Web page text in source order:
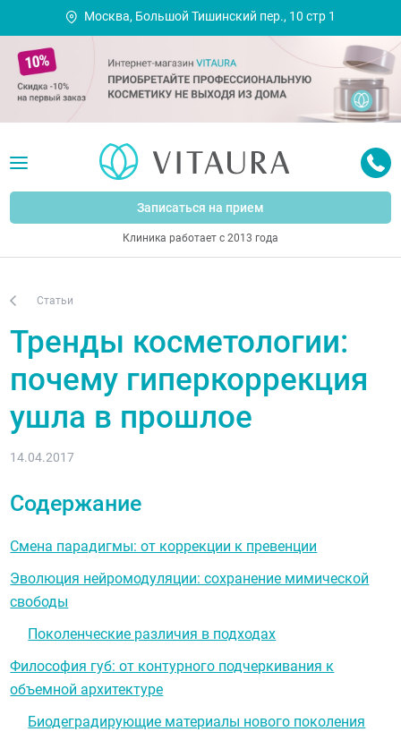
Москва, Большой Тишинский пер., 10 стр 1
Записаться на прием
Клиника работает с 2013 года
Статьи
Тренды косметологии:
почему гиперкоррекция
ушла в прошлое
14.04.2017
Содержание
Смена парадигмы: от коррекции к превенции
Эволюция нейромодуляции: сохранение мимической
свободы
Поколенческие различия в подходах
Философия губ: от контурного подчеркивания к
объемной архитектуре
Биодеградирующие материалы нового поколения